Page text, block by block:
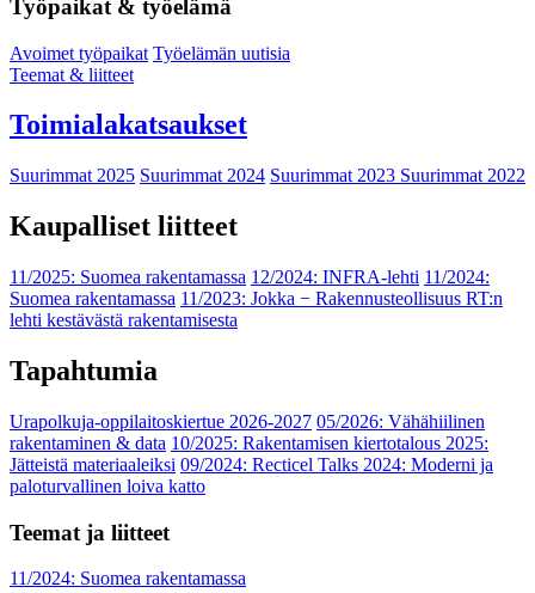
Työpaikat & työelämä
Avoimet työpaikat Työelämän uutisia
Teemat & liitteet
Toimialakatsaukset
Suurimmat 2025 Suurimmat 2024 Suurimmat 2023 Suurimmat 2022
Kaupalliset liitteet
11/2025: Suomea rakentamassa 12/2024: INFRA-lehti 11/2024:
Suomea rakentamassa 11/2023: Jokka − Rakennusteollisuus RT:n
lehti kestävästä rakentamisesta
Tapahtumia
Urapolkuja-oppilaitoskiertue 2026-2027 05/2026: Vähähiilinen
rakentaminen & data 10/2025: Rakentamisen kiertotalous 2025:
Jätteistä materiaaleiksi 09/2024: Recticel Talks 2024: Moderni ja
paloturvallinen loiva katto
Teemat ja liitteet
11/2024: Suomea rakentamassa